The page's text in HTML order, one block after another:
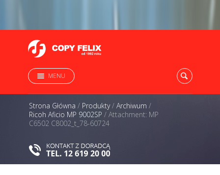
MENU
Strona Główna / Produkty/ Archiwum /
Ricoh Aficio MP 9002SP / Attachment: MP
C6502 C8002_t_78-60724